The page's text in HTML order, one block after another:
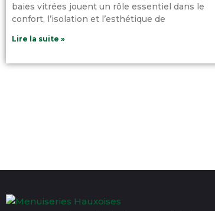
baies vitrées jouent un rôle essentiel dans le
confort, l’isolation et l’esthétique de
Lire la suite »